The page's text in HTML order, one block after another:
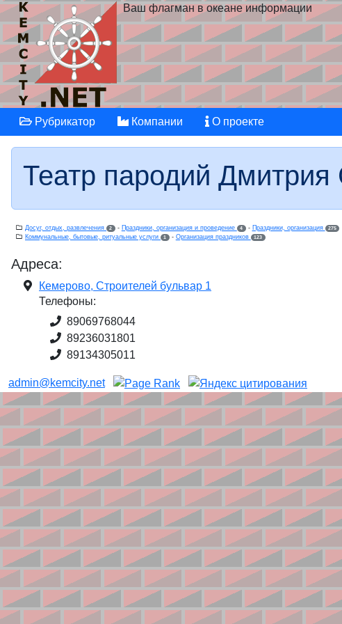
Ваш флагман в океане информации
Рубрикатор Компании О проекте
Театр пародий Дмитрия
Досуг, отдых, развлечения 2 - Праздники, организация и проведение 4 - Праздники, организация 275
Коммунальные, бытовые, ритуальные услуги 1 - Организация праздников 123
Адреса:
Кемерово, Строителей бульвар 1
Телефоны:
89069768044
89236031801
89134305011
admin@kemcity.net